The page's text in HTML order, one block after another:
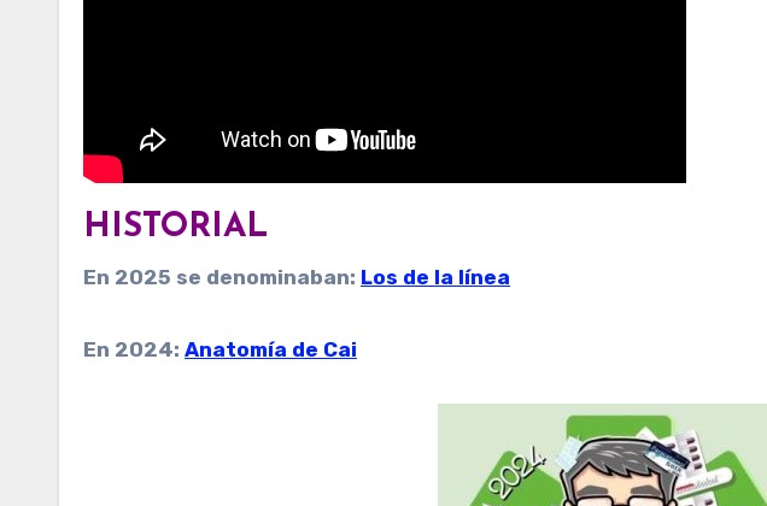
HISTORIAL
En 2025 se denominaban: Los de la línea
En 2024: Anatomía de Cai